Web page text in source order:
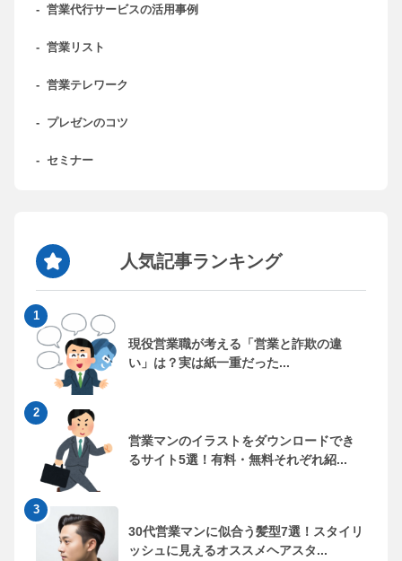
- 営業代行サービスの活用事例
- 営業リスト
- 営業テレワーク
- プレゼンのコツ
- セミナー
人気記事ランキング
現役営業職が考える「営業と詐欺の違
い」は？実は紙一重だった...
営業マンのイラストをダウンロードでき
るサイト5選！有料・無料それぞれ紹...
30代営業マンに似合う髪型7選！スタイリ
ッシュに見えるオススメヘアスタ...